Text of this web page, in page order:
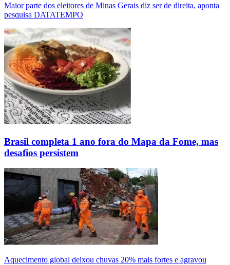
Maior parte dos eleitores de Minas Gerais diz ser de direita, aponta
pesquisa DATATEMPO
Brasil completa 1 ano fora do Mapa da Fome, mas
desafios persistem
Aquecimento global deixou chuvas 20% mais fortes e agravou